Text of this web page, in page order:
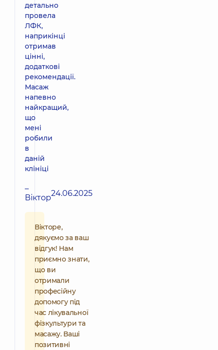
детально
провела
ЛФК,
наприкінці
отримав
цінні,
додаткові
рекомендації.
Масаж
напевно
найкращий,
що
мені
робили
в
даній
клініці
–
Віктор24.06.2025
Вікторе,
дякуємо за ваш
відгук! Нам
приємно знати,
що ви
отримали
професійну
допомогу під
час лікувальної
фізкультури та
масажу. Ваші
позитивні